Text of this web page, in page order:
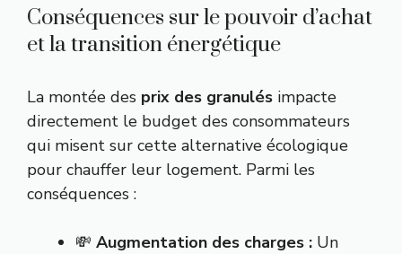
Conséquences sur le pouvoir d’achat
et la transition énergétique
La montée des prix des granulés impacte
directement le budget des consommateurs
qui misent sur cette alternative écologique
pour chauffer leur logement. Parmi les
conséquences :
💸 Augmentation des charges : Un